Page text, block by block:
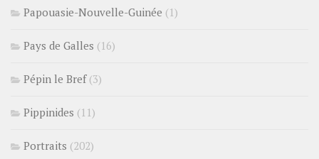
Papouasie-Nouvelle-Guinée (1)
Pays de Galles (16)
Pépin le Bref(3)
Pippinides (11)
Portraits (202)